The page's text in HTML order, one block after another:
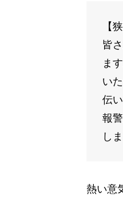
【
皆
ま
い
伝
報
し
熱い意